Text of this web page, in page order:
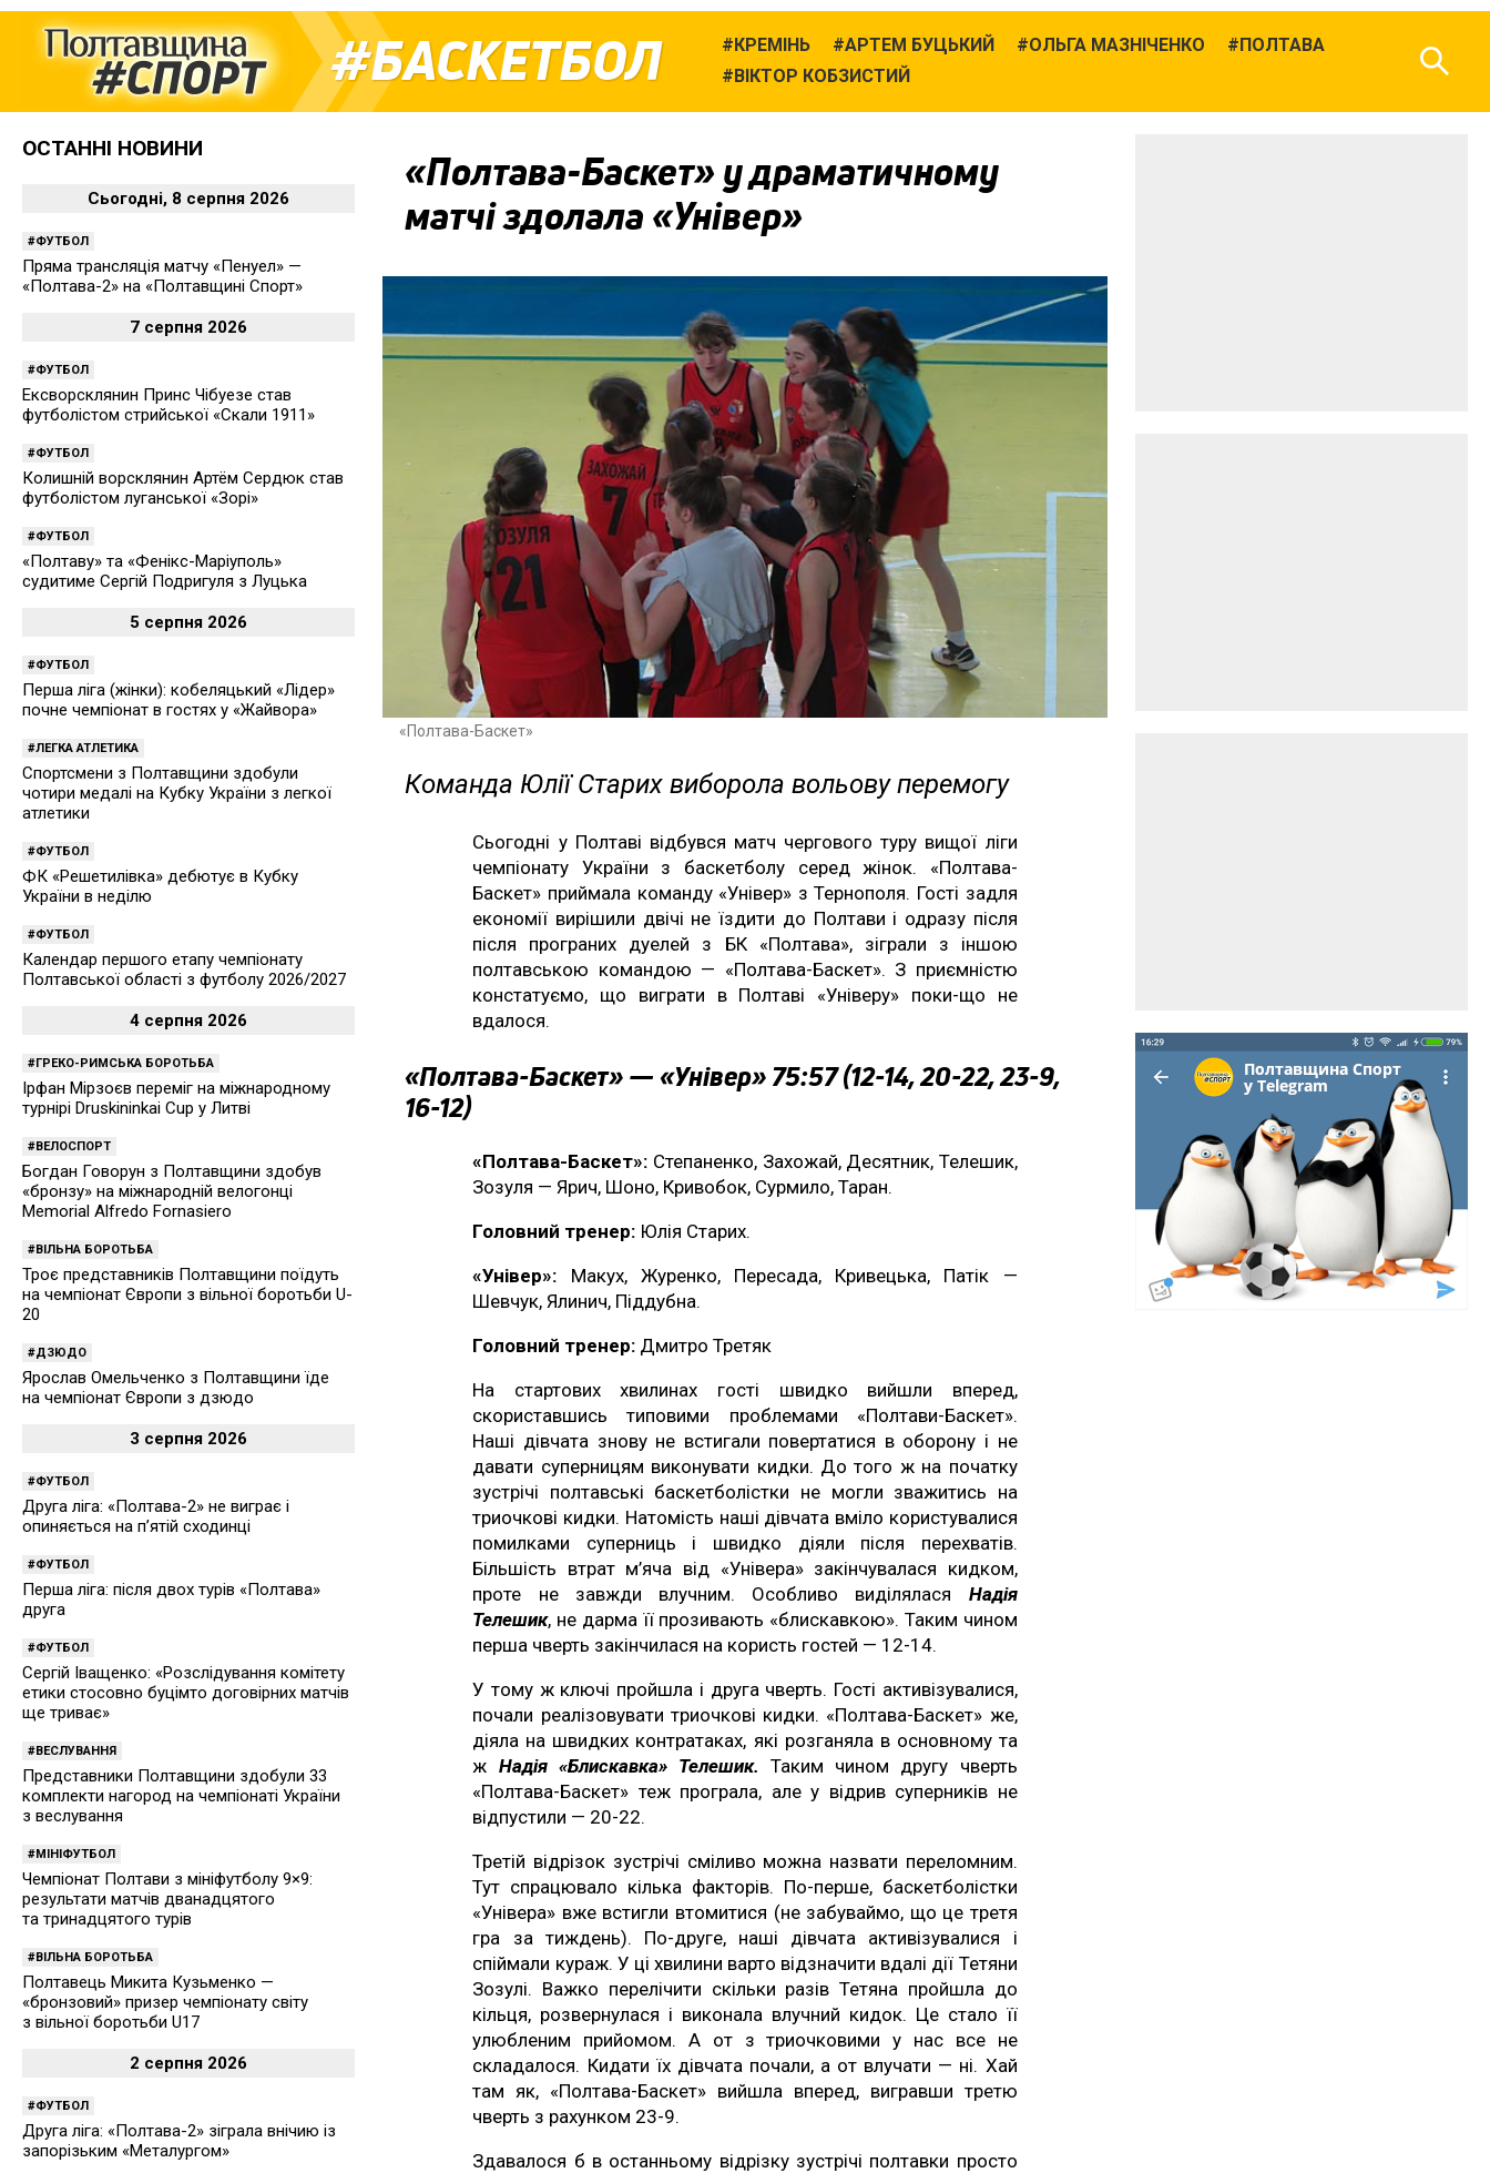
БАСКЕТБОЛ КРЕМІНЬ АРТЕМ БУЦЬКИЙ ОЛЬГА МАЗНІЧЕНКО
ПОЛТАВА
ВІКТОР КОБЗИСТИЙ
«Полтава-Баскет» у драматичному
матчі здолала «Універ»
«Полтава-Баскет»
Команда Юлії Старих виборола вольову перемогу
Сьогодні у Полтаві відбувся матч чергового туру вищої ліги
чемпіонату України з баскетболу серед жінок. «Полтава-
Баскет» приймала команду «Універ» з Тернополя. Гості задля
економії вирішили двічі не їздити до Полтави і одразу після
після програних дуелей з БК «Полтава», зіграли з іншою
полтавською командою — «Полтава-Баскет». З приємністю
констатуємо, що виграти в Полтаві «Універу» поки-що не
вдалося.
«Полтава-Баскет» — «Універ» 75:57 (12-14, 20-22, 23-9,
16-12)
«Полтава-Баскет»: Степаненко, Захожай, Десятник, Телешик,
Зозуля — Ярич, Шоно, Кривобок, Сурмило, Таран.
Головний тренер: Юлія Старих.
«Універ»: Макух, Журенко, Пересада, Кривецька, Патік —
Шевчук, Ялинич, Піддубна.
Головний тренер: Дмитро Третяк
На стартових хвилинах гості швидко вийшли вперед,
скориставшись типовими проблемами «Полтави-Баскет».
Наші дівчата знову не встигали повертатися в оборону і не
давати суперницям виконувати кидки. До того ж на початку
зустрічі полтавські баскетболістки не могли зважитись на
триочкові кидки. Натомість наші дівчата вміло користувалися
помилками суперниць і швидко діяли після перехватів.
Більшість втрат м’яча від «Універа» закінчувалася кидком,
проте не завжди влучним. Особливо виділялася Надія
Телешик, не дарма її прозивають «блискавкою». Таким чином
перша чверть закінчилася на користь гостей — 12-14.
У тому ж ключі пройшла і друга чверть. Гості активізувалися,
почали реалізовувати триочкові кидки. «Полтава-Баскет» же,
діяла на швидких контратаках, які розганяла в основному та
ж Надія «Блискавка» Телешик. Таким чином другу чверть
«Полтава-Баскет» теж програла, але у відрив суперників не
відпустили — 20-22.
Третій відрізок зустрічі сміливо можна назвати переломним.
Тут спрацювало кілька факторів. По-перше, баскетболістки
«Універа» вже встигли втомитися (не забуваймо, що це третя
гра за тиждень). По-друге, наші дівчата активізувалися і
спіймали кураж. У ці хвилини варто відзначити вдалі дії Тетяни
Зозулі. Важко перелічити скільки разів Тетяна пройшла до
кільця, розвернулася і виконала влучний кидок. Це стало її
улюбленим прийомом. А от з триочковими у нас все не
складалося. Кидати їх дівчата почали, а от влучати — ні. Хай
там як, «Полтава-Баскет» вийшла вперед, вигравши третю
чверть з рахунком 23-9.
Здавалося б в останньому відрізку зустрічі полтавки просто
ОСТАННІ НОВИНИ
Сьогодні, 8 серпня 2026
ФУТБОЛ
Пряма трансляція матчу «Пенуел» —
«Полтава-2» на «Полтавщині Спорт»
7 серпня 2026
ФУТБОЛ
Ексворсклянин Принс Чібуезе став
футболістом стрийської «Скали 1911»
ФУТБОЛ
Колишній ворсклянин Артём Сердюк став
футболістом луганської «Зорі»
ФУТБОЛ
«Полтаву» та «Фенікс-Маріуполь»
судитиме Сергій Подригуля з Луцька
5 серпня 2026
ФУТБОЛ
Перша ліга (жінки): кобеляцький «Лідер»
почне чемпіонат в гостях у «Жайвора»
ЛЕГКА АТЛЕТИКА
Спортсмени з Полтавщини здобули
чотири медалі на Кубку України з легкої
атлетики
ФУТБОЛ
ФК «Решетилівка» дебютує в Кубку
України в неділю
ФУТБОЛ
Календар першого етапу чемпіонату
Полтавської області з футболу 2026/2027
4 серпня 2026
ГРЕКО-РИМСЬКА БОРОТЬБА
Ірфан Мірзоєв переміг на міжнародному
турнірі Druskininkai Cup у Литві
ВЕЛОСПОРТ
Богдан Говорун з Полтавщини здобув
«бронзу» на міжнародній велогонці
Memorial Alfredo Fornasiero
ВІЛЬНА БОРОТЬБА
Троє представників Полтавщини поїдуть
на чемпіонат Європи з вільної боротьби U-
20
ДЗЮДО
Ярослав Омельченко з Полтавщини їде
на чемпіонат Європи з дзюдо
3 серпня 2026
ФУТБОЛ
Друга ліга: «Полтава-2» не виграє і
опиняється на п’ятій сходинці
ФУТБОЛ
Перша ліга: після двох турів «Полтава»
друга
ФУТБОЛ
Сергій Іващенко: «Розслідування комітету
етики стосовно буцімто договірних матчів
ще триває»
ВЕСЛУВАННЯ
Представники Полтавщини здобули 33
комплекти нагород на чемпіонаті України
з веслування
МІНІФУТБОЛ
Чемпіонат Полтави з мініфутболу 9×9:
результати матчів дванадцятого
та тринадцятого турів
ВІЛЬНА БОРОТЬБА
Полтавець Микита Кузьменко —
«бронзовий» призер чемпіонату світу
з вільної боротьби U17
2 серпня 2026
ФУТБОЛ
Друга ліга: «Полтава-2» зіграла внічию із
запорізьким «Металургом»